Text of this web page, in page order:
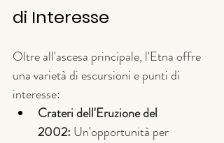
di Interesse
Oltre all'ascesa principale, l'Etna offre
una varietà di escursioni e punti di
interesse:
Crateri dell'Eruzione del
2002: Un'opportunità per